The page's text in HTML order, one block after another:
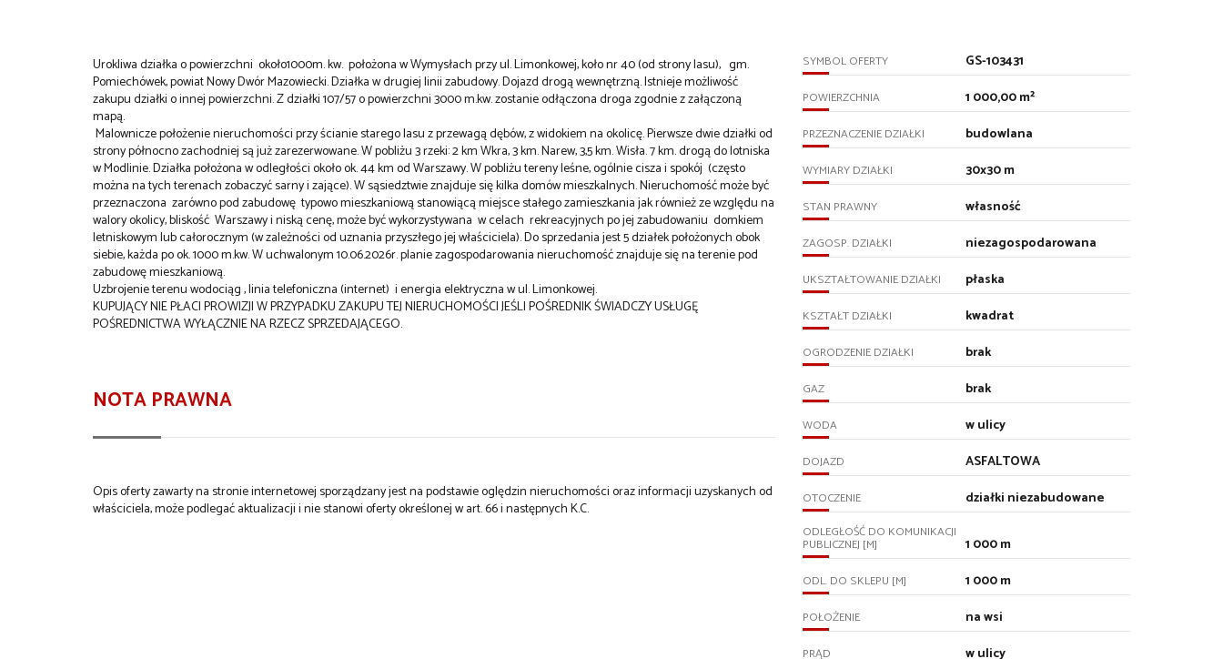
Urokliwa działka o powierzchni około1000m. kw. położona w Wymysłach przy ul. Limonkowej, koło nr 40 (od strony lasu), gm.
Pomiechówek, powiat Nowy Dwór Mazowiecki. Działka w drugiej linii zabudowy. Dojazd drogą wewnętrzną. Istnieje możliwość
zakupu działki o innej powierzchni. Z działki 107/57 o powierzchni 3000 m.kw. zostanie odłączona droga zgodnie z załączoną
mapą.
Malownicze położenie nieruchomości przy ścianie starego lasu z przewagą dębów, z widokiem na okolicę. Pierwsze dwie działki od
strony północno zachodniej są już zarezerwowane. W pobliżu 3 rzeki: 2 km Wkra, 3 km. Narew, 3,5 km. Wisła. 7 km. drogą do lotniska
w Modlinie. Działka położona w odległości około ok. 44 km od Warszawy. W pobliżu tereny leśne, ogólnie cisza i spokój (często
można na tych terenach zobaczyć sarny i zające). W sąsiedztwie znajduje się kilka domów mieszkalnych. Nieruchomość może być
przeznaczona zarówno pod zabudowę typowo mieszkaniową stanowiącą miejsce stałego zamieszkania jak również ze względu na
walory okolicy, bliskość Warszawy i niską cenę, może być wykorzystywana w celach rekreacyjnych po jej zabudowaniu domkiem
letniskowym lub całorocznym (w zależności od uznania przyszłego jej właściciela). Do sprzedania jest 5 działek położonych obok
siebie, każda po ok. 1000 m.kw. W uchwalonym 10.06.2026r. planie zagospodarowania nieruchomość znajduje się na terenie pod
zabudowę mieszkaniową.
Uzbrojenie terenu wodociąg , linia telefoniczna (internet) i energia elektryczna w ul. Limonkowej.
KUPUJĄCY NIE PŁACI PROWIZJI W PRZYPADKU ZAKUPU TEJ NIERUCHOMOŚCI JEŚLI POŚREDNIK ŚWIADCZY USŁUGĘ
POŚREDNICTWA WYŁĄCZNIE NA RZECZ SPRZEDAJĄCEGO.
NOTA PRAWNA
Opis oferty zawarty na stronie internetowej sporządzany jest na podstawie oględzin nieruchomości oraz informacji uzyskanych od
właściciela, może podlegać aktualizacji i nie stanowi oferty określonej w art. 66 i następnych K.C.
SYMBOL OFERTY GS-103431
POWIERZCHNIA 1 000,00 m²
PRZEZNACZENIE DZIAŁKI budowlana
WYMIARY DZIAŁKI 30x30 m
STAN PRAWNY własność
ZAGOSP. DZIAŁKI niezagospodarowana
UKSZTAŁTOWANIE DZIAŁKI płaska
KSZTAŁT DZIAŁKI kwadrat
OGRODZENIE DZIAŁKI brak
GAZ brak
WODA w ulicy
DOJAZD ASFALTOWA
OTOCZENIE działki niezabudowane
ODLEGŁOŚĆ DO KOMUNIKACJI
PUBLICZNEJ [M] 1 000 m
ODL. DO SKLEPU [M] 1 000 m
POŁOŻENIE na wsi
PRĄD w ulicy